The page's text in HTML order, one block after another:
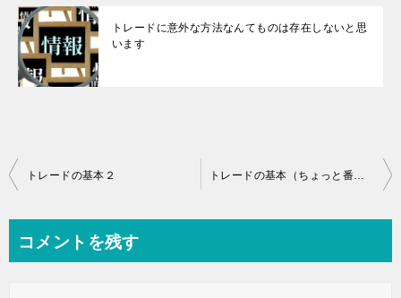
トレードに意外な方法なんてものは存在しないと思
います
投
ビ
トレードの基本２
コメントを残す